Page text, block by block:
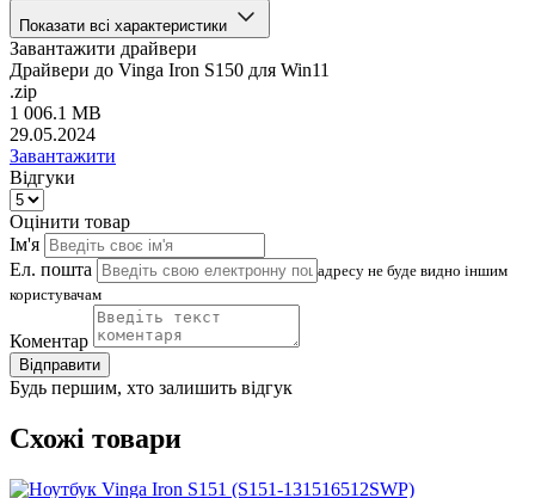
Показати всі характеристики
Завантажити драйвери
Драйвери до Vinga Iron S150 для Win11
.zip
1 006.1 MB
29.05.2024
Завантажити
Відгуки
Оцінити товар
Ім'я
Ел. пошта
адресу не буде видно іншим
користувачам
Коментар
Відправити
Будь першим, хто залишить відгук
Схожі товари